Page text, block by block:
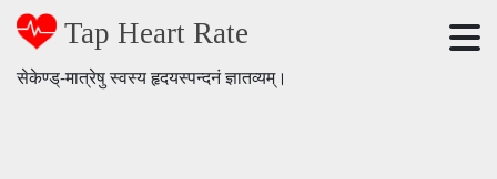
Tap Heart Rate
सेकेण्ड्-मात्रेषु स्वस्य हृदयस्पन्दनं ज्ञातव्यम्।